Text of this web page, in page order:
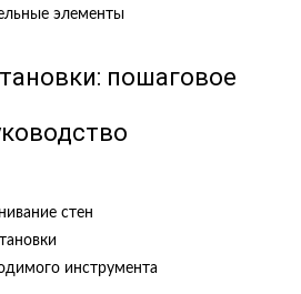
элементы
пошаговое
стен
инструмента